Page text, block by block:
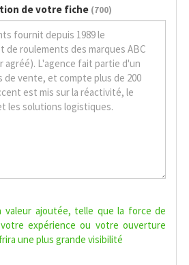
de votre fiche (700)
valeur ajoutée, telle que la force de
expérience ou votre ouverture
une plus grande visibilité